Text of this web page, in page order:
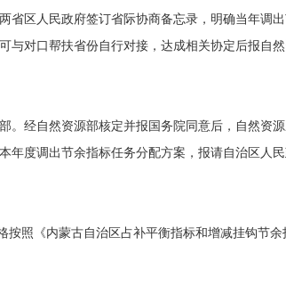
省区人民政府签订省际协商备忘录，明确当年调
与对口帮扶省份自行对接，达成相关协定后报自
。经自然资源部核定并报国务院同意后，自然资
年度调出节余指标任务分配方案，报请自治区人
照《内蒙古自治区占补平衡指标和增减挂钩节余